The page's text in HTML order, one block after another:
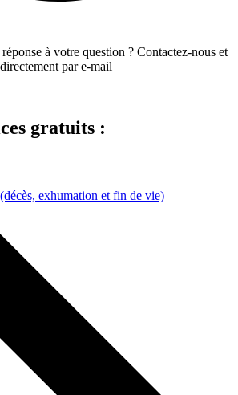
à votre question ? Contactez-nous et
par e-mail
gratuits :
(décès, exhumation et fin de vie)